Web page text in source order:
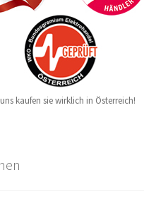
kaufen sie wirklich in Österreich!